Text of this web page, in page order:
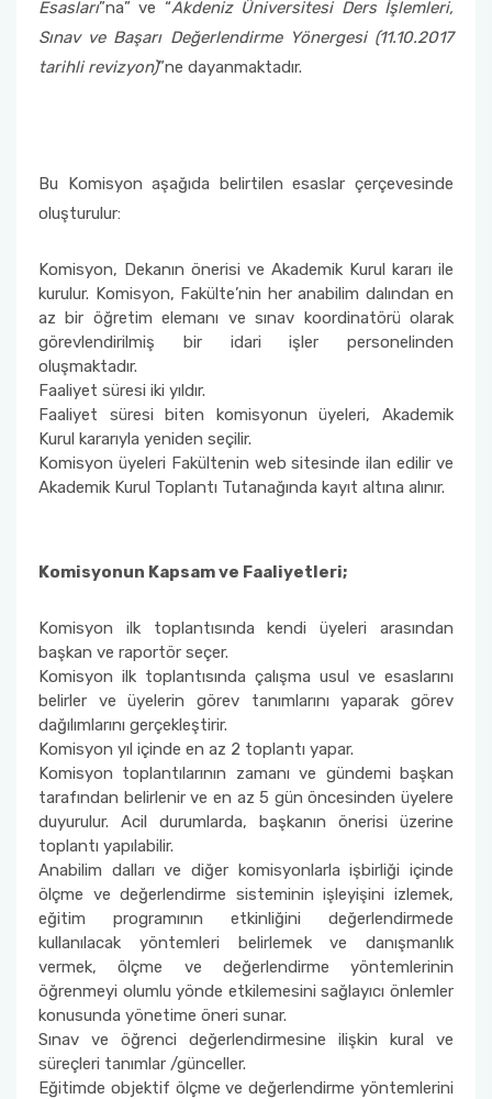
Esasları”na” ve “Akdeniz Üniversitesi Ders İşlemleri,
Sınav ve Başarı Değerlendirme Yönergesi (11.10.2017
tarihli revizyon)”ne dayanmaktadır.
Bu Komisyon aşağıda belirtilen esaslar çerçevesinde
oluşturulur:
Komisyon, Dekanın önerisi ve Akademik Kurul kararı ile
kurulur. Komisyon, Fakülte’nin her anabilim dalından en
az bir öğretim elemanı ve sınav koordinatörü olarak
görevlendirilmiş bir idari işler personelinden
oluşmaktadır.
Faaliyet süresi iki yıldır.
Faaliyet süresi biten komisyonun üyeleri, Akademik
Kurul kararıyla yeniden seçilir.
Komisyon üyeleri Fakültenin web sitesinde ilan edilir ve
Akademik Kurul Toplantı Tutanağında kayıt altına alınır.
Komisyonun Kapsam ve Faaliyetleri;
Komisyon ilk toplantısında kendi üyeleri arasından
başkan ve raportör seçer.
Komisyon ilk toplantısında çalışma usul ve esaslarını
belirler ve üyelerin görev tanımlarını yaparak görev
dağılımlarını gerçekleştirir.
Komisyon yıl içinde en az 2 toplantı yapar.
Komisyon toplantılarının zamanı ve gündemi başkan
tarafından belirlenir ve en az 5 gün öncesinden üyelere
duyurulur. Acil durumlarda, başkanın önerisi üzerine
toplantı yapılabilir.
Anabilim dalları ve diğer komisyonlarla işbirliği içinde
ölçme ve değerlendirme sisteminin işleyişini izlemek,
eğitim programının etkinliğini değerlendirmede
kullanılacak yöntemleri belirlemek ve danışmanlık
vermek, ölçme ve değerlendirme yöntemlerinin
öğrenmeyi olumlu yönde etkilemesini sağlayıcı önlemler
konusunda yönetime öneri sunar.
Sınav ve öğrenci değerlendirmesine ilişkin kural ve
süreçleri tanımlar /günceller.
Eğitimde objektif ölçme ve değerlendirme yöntemlerini
Fakülte Akademik Kurul Raporları
Komisyonlar
Halk Sağlığı Hemşireliği Anabilim Dalı
Çocuk Gelişimciler Günü Etkinlikleri Komisyonu
Eğitim Öğretim Koordinasyon Kurulu (EÖKK)
Hemşirelik Haftası Etkinlikleri Komisyonu
Öğrenci Uyum ve Geliştirme Komisyonu
Ölçme Değerlendirme Komisyonu
Program Değerlendirme Komisyonu
Sosyal Medya Komisyonu
Stratejik Planlama Komisyonu
Ulusal/ Uluslararası İlişkiler Koordinatörlüğü
Yemin Töreni Komisyonu
2018 Yılı Etkinlikler
Psikiyatri Hemşireliği Anabilim Dalı Formları
Halk Sağlığı Hemşireliği Anabilim Dalı Formları
Sınavda Uyulması Gereken Kurallar
‘’Sahada Çocukla Çalışmak’’ konulu seminer ve
atölye çalışması
Öğrenci Uyum Programı
Öğrenci Çalıştayları
Değişim Programları
Sosyal Transkript
Sürekli İyileştirme Plan Formu
Düzeltici Önleyici Faaliyetler